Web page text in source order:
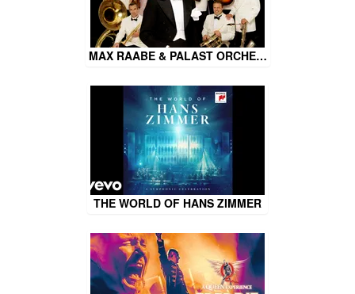
MAX RAABE & PALAST ORCHE…
THE WORLD OF HANS ZIMMER